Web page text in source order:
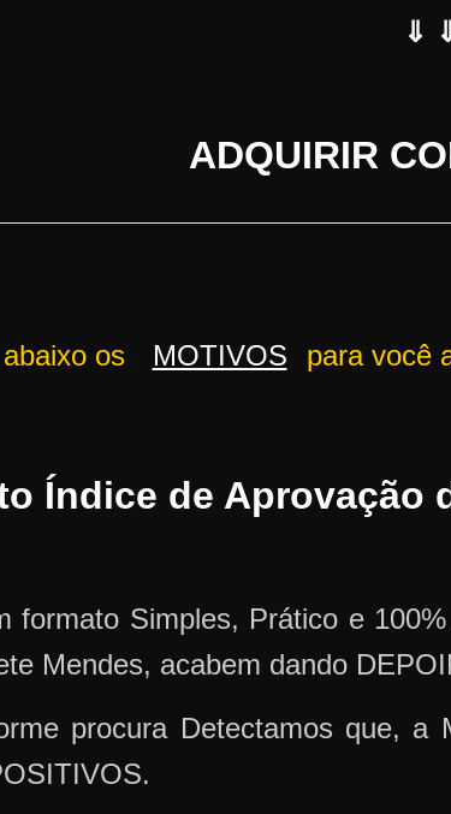
⇓
ADQUIRIR
os MOTIVOS para você
Índice de Aprovação
formato Simples, Prático e
Mendes, acabem dando
procura Detectamos que,